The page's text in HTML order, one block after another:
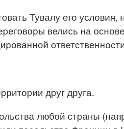
Тувалу его условия,
велись на
друг друга.
любой страны